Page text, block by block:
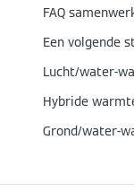
FAQ
Een volgende
Lucht/water-
Hybride
Grond/water-